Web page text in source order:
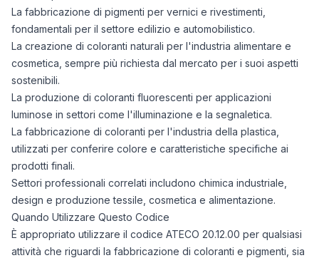
La fabbricazione di pigmenti per vernici e rivestimenti,
fondamentali per il settore edilizio e automobilistico.
La creazione di coloranti naturali per l'industria alimentare e
cosmetica, sempre più richiesta dal mercato per i suoi aspetti
sostenibili.
La produzione di coloranti fluorescenti per applicazioni
luminose in settori come l'illuminazione e la segnaletica.
La fabbricazione di coloranti per l'industria della plastica,
utilizzati per conferire colore e caratteristiche specifiche ai
prodotti finali.
Settori professionali correlati includono chimica industriale,
design e produzione tessile, cosmetica e alimentazione.
Quando Utilizzare Questo Codice
È appropriato utilizzare il codice ATECO 20.12.00 per qualsiasi
attività che riguardi la fabbricazione di coloranti e pigmenti, sia